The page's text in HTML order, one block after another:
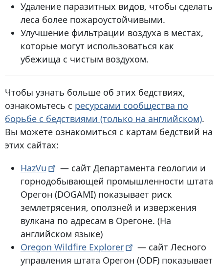
Удаление паразитных видов, чтобы сделать
леса более пожароустойчивыми.
Улучшение фильтрации воздуха в местах,
которые могут использоваться как
убежища с чистым воздухом.
Чтобы узнать больше об этих бедствиях,
ознакомьтесь с ресурсами сообщества по
борьбе с бедствиями (только на английском).
Вы можете ознакомиться с картам бедствий на
этих сайтах:
HazVu
— сайт Департамента геологии и
горнодобывающей промышленности штата
Орегон (DOGAMI) показывает риск
землетрясения, оползней и извержения
вулкана по адресам в Орегоне. (На
английском языке)
Oregon Wildfire Explorer
— сайт Лесного
управления штата Орегон (ODF) показывает